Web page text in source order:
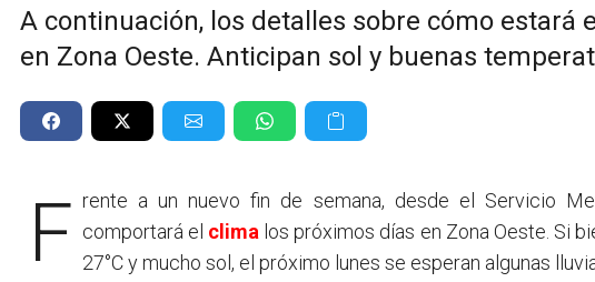
A continuación, los detalles sobre cómo estará
en Zona Oeste. Anticipan sol y buenas
Frente a un nuevo fin de semana, desde el Servicio Meteorológico Nacional anticiparon cómo se comportará el clima los próximos días en Zona Oeste. Si
27°C y mucho sol, el próximo lunes se esperan algunas